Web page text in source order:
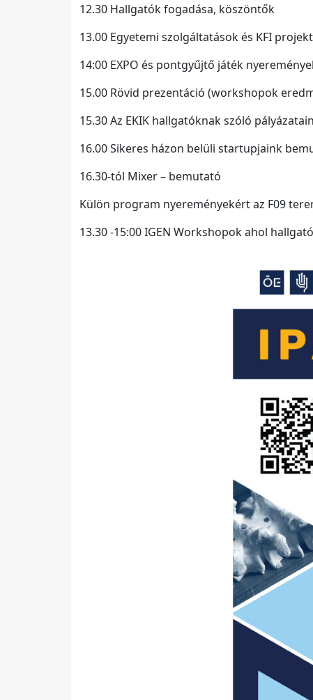
12.30 Hallgatók fogadása, köszöntők
13.00 Egyetemi szolgáltatások és KFI
14:00 EXPO és pontgyűjtő játék
15.00 Rövid prezentáció (workshopok
15.30 Az EKIK hallgatóknak szóló
16.00 Sikeres házon belüli startupjaink
16.30-tól Mixer – bemutató
Külön program nyereményekért az F09
13.30 -15:00 IGEN Workshopok ahol